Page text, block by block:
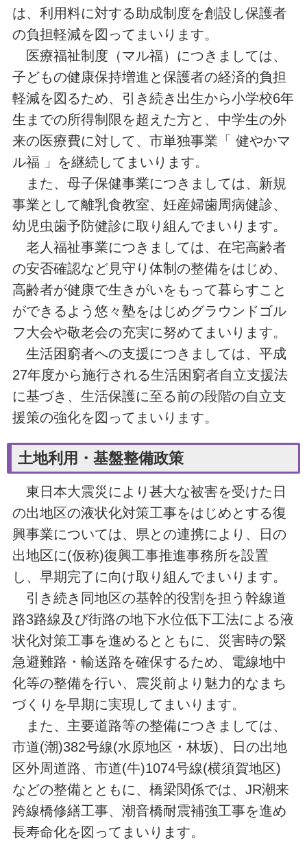
は、利用料に対する助成制度を創設し保護者
の負担軽減を図ってまいります。
医療福祉制度（マル福）につきましては、
子どもの健康保持増進と保護者の経済的負担
軽減を図るため、引き続き出生から小学校6年
生までの所得制限を超えた方と、中学生の外
来の医療費に対して、市単独事業「 健やかマ
ル福 」を継続してまいります。
また、母子保健事業につきましては、新規
事業として離乳食教室、妊産婦歯周病健診、
幼児虫歯予防健診に取り組んでまいります。
老人福祉事業につきましては、在宅高齢者
の安否確認など見守り体制の整備をはじめ、
高齢者が健康で生きがいをもって暮らすこと
ができるよう悠々塾をはじめグラウンドゴル
フ大会や敬老会の充実に努めてまいります。
生活困窮者への支援につきましては、平成
27年度から施行される生活困窮者自立支援法
に基づき、生活保護に至る前の段階の自立支
援策の強化を図ってまいります。
土地利用・基盤整備政策
東日本大震災により甚大な被害を受けた日
の出地区の液状化対策工事をはじめとする復
興事業については、県との連携により、日の
出地区に(仮称)復興工事推進事務所を設置
し、早期完了に向け取り組んでまいります。
引き続き同地区の基幹的役割を担う幹線道
路3路線及び街路の地下水位低下工法による液
状化対策工事を進めるとともに、災害時の緊
急避難路・輸送路を確保するため、電線地中
化等の整備を行い、震災前より魅力的なまち
づくりを早期に実現してまいります。
また、主要道路等の整備につきましては、
市道(潮)382号線(水原地区・林坂)、日の出地
区外周道路、市道(牛)1074号線(横須賀地区)
などの整備とともに、橋梁関係では、JR潮来
跨線橋修繕工事、潮音橋耐震補強工事を進め
長寿命化を図ってまいります。